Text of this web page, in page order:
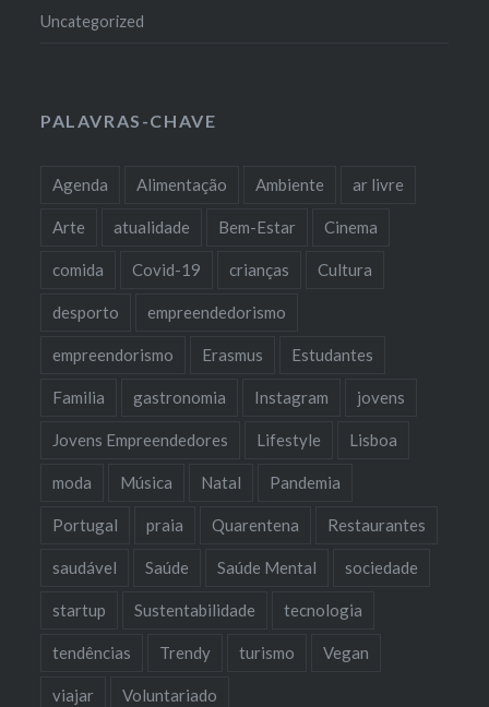
Uncategorized
PALAVRAS-CHAVE
Agenda Alimentação Ambiente ar livre
Arte atualidade Bem-Estar Cinema
comida Covid-19 crianças Cultura
desporto empreendedorismo
empreendorismo Erasmus Estudantes
Familia gastronomia Instagram jovens
Jovens Empreendedores Lifestyle Lisboa
moda Música Natal Pandemia
Portugal praia Quarentena Restaurantes
saudável Saúde Saúde Mental sociedade
startup Sustentabilidade tecnologia
tendências Trendy turismo Vegan
viajar Voluntariado